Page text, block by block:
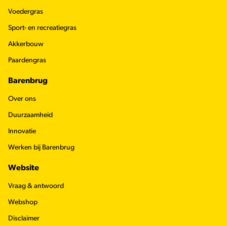
Voedergras
Sport- en recreatiegras
Akkerbouw
Paardengras
Barenbrug
Over ons
Duurzaamheid
Innovatie
Werken bij Barenbrug
Website
Vraag & antwoord
Webshop
Disclaimer